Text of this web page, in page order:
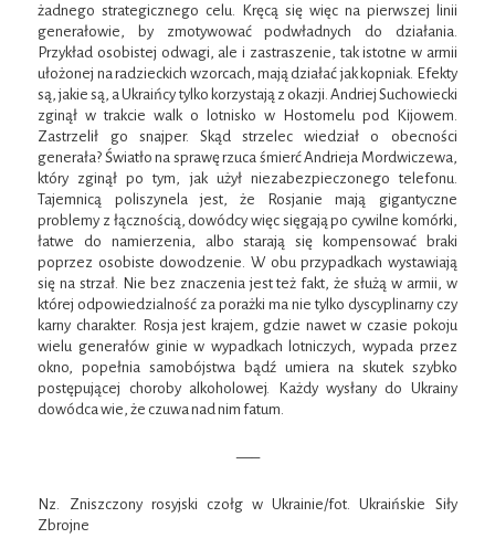
żadnego strategicznego celu. Kręcą się więc na pierwszej linii
generałowie, by zmotywować podwładnych do działania.
Przykład osobistej odwagi, ale i zastraszenie, tak istotne w armii
ułożonej na radzieckich wzorcach, mają działać jak kopniak. Efekty
są, jakie są, a Ukraińcy tylko korzystają z okazji. Andriej Suchowiecki
zginął w trakcie walk o lotnisko w Hostomelu pod Kijowem.
Zastrzelił go snajper. Skąd strzelec wiedział o obecności
generała? Światło na sprawę rzuca śmierć Andrieja Mordwiczewa,
który zginął po tym, jak użył niezabezpieczonego telefonu.
Tajemnicą poliszynela jest, że Rosjanie mają gigantyczne
problemy z łącznością, dowódcy więc sięgają po cywilne komórki,
łatwe do namierzenia, albo starają się kompensować braki
poprzez osobiste dowodzenie. W obu przypadkach wystawiają
się na strzał. Nie bez znaczenia jest też fakt, że służą w armii, w
której odpowiedzialność za porażki ma nie tylko dyscyplinarny czy
karny charakter. Rosja jest krajem, gdzie nawet w czasie pokoju
wielu generałów ginie w wypadkach lotniczych, wypada przez
okno, popełnia samobójstwa bądź umiera na skutek szybko
postępującej choroby alkoholowej. Każdy wysłany do Ukrainy
dowódca wie, że czuwa nad nim fatum.
—–
Nz. Zniszczony rosyjski czołg w Ukrainie/fot. Ukraińskie Siły
Zbrojne